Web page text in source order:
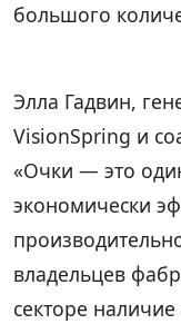
большого
Элла Гадвин,
VisionSpring и
«Очки — это
экономически
владельцев
секторе